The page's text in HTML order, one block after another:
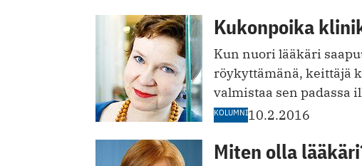
Kukonpoika
Kun nuori lääkäri
röykyttämänä, keittäjä
valmistaa sen padassa
KOLUMNI10.2.2016
Miten olla